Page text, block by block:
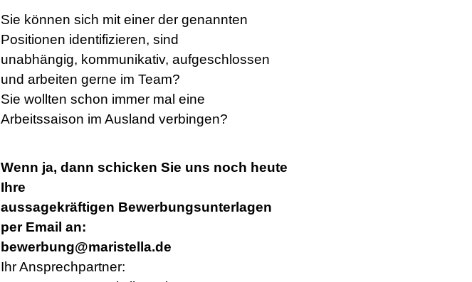
Sie können sich mit einer der genannten
Positionen identifizieren, sind
unabhängig, kommunikativ, aufgeschlossen
und arbeiten gerne im Team?
Sie wollten schon immer mal eine
Arbeitssaison im Ausland verbingen?
Wenn ja, dann schicken Sie uns noch heute
Ihre
aussagekräftigen Bewerbungsunterlagen
per Email an:
bewerbung@maristella.de
Ihr Ansprechpartner: